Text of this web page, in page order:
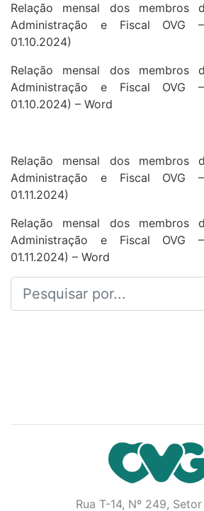
Relação mensal dos membros
Administração e Fiscal OVG
01.10.2024)
Relação mensal dos membros
Administração e Fiscal OVG
01.10.2024) – Word
Relação mensal dos membros
Administração e Fiscal OVG
01.11.2024)
Relação mensal dos membros
Administração e Fiscal OVG
01.11.2024) – Word
Rua T-14, Nº 249,